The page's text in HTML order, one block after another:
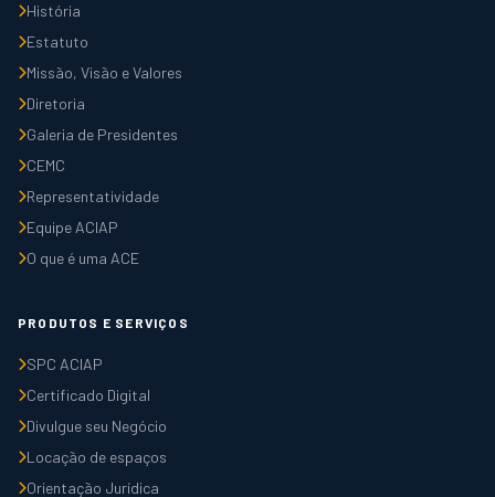
História
Estatuto
Missão, Visão e Valores
Diretoria
Galeria de Presidentes
CEMC
Representatividade
Equipe ACIAP
O que é uma ACE
PRODUTOS E SERVIÇOS
SPC ACIAP
Certificado Digital
Divulgue seu Negócio
Locação de espaços
Orientação Jurídica